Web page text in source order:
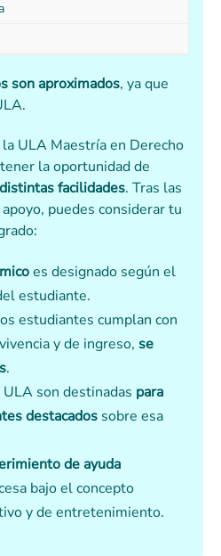
son aproximados, ya que
ULA Maestría en Derecho
la oportunidad de
facilidades. Tras las
puedes considerar tu
es designado según el
estudiante.
estudiantes cumplan con
y de ingreso, se
.
ULA son destinadas para
destacados sobre esa
de ayuda
bajo el concepto
y de entretenimiento.